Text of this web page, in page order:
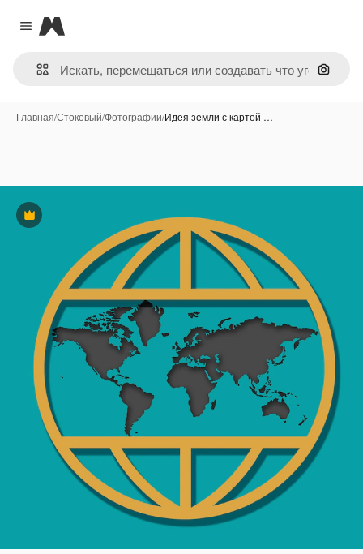
Close menu
Magnific
Поиск
Главная/Стоковый/Фотографии/Идея земли с картой …
Премиум